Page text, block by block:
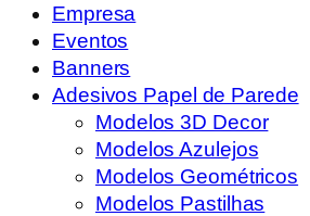
Empresa
Eventos
Banners
Adesivos Papel de Parede
Modelos 3D Decor
Modelos Azulejos
Modelos Geométricos
Modelos Pastilhas